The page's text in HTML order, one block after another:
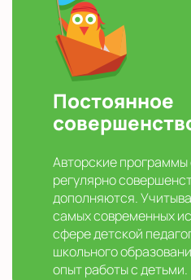
Постоянное
Авторские программы
регулярно
дополняются.
самых современных
сфере детской
школьного
опыт работы с детьми.